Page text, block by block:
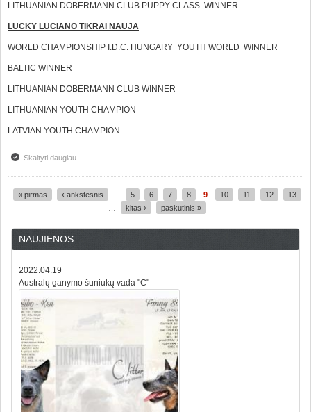
LITHUANIAN DOBERMANN CLUB PUPPY CLASS WINNER
LUCKY LUCIANO TIKRAI NAUJA
WORLD CHAMPIONSHIP I.D.C. HUNGARY YOUTH WORLD WINNER
BALTIC WINNER
LITHUANIAN DOBERMANN CLUB WINNER
LITHUANIAN YOUTH CHAMPION
LATVIAN YOUTH CHAMPION
Skaityti daugiauapie TIKRAI NAUJA PASIEKIMAI 2011!!!
« pirmas ‹ ankstesnis 5 6 7 8 9 10 11 12
13
kitas › paskutinis »
NAUJIENOS
2022.04.19
Australų ganymo šuniukų vada "C"